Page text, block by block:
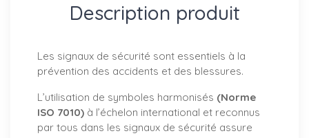
Description produit
Les signaux de sécurité sont essentiels à la
prévention des accidents et des blessures.
L’utilisation de symboles harmonisés (Norme
ISO 7010) à l’échelon international et reconnus
par tous dans les signaux de sécurité assure